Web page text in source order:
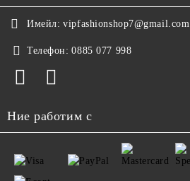
Имейл: vipfashionshop7@gmail.com
Телефон: 0885 077 998
Ние работим с